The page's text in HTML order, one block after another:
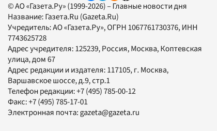
© АО «Газета.Ру» (1999-2026) – Главные новости дня
Название: Газета.Ru (Gazeta.Ru)
Учредитель:АО «Газета.Ру», ОГРН 1067761730376, ИНН
7743625728
Адрес учредителя: 125239, Россия, Москва, Коптевская
улица, дом 67
Адрес редакции и издателя: 117105, г. Москва,
Варшавское шоссе, д.9, стр.1
Телефон редакции:+7 (495) 785-00-12
Факс:+7 (495) 785-17-01
Электронная почта:gazeta@gazeta.ru